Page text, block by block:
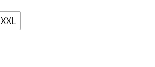
XXL